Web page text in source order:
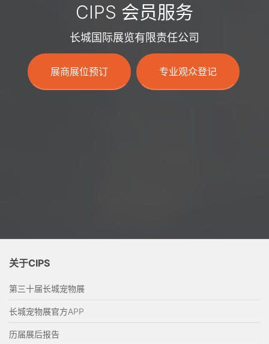
CIPS 会员服务
长城国际展览有限责任公司
展商展位预订 专业观众登记
关于CIPS
第三十届长城宠物展
长城宠物展官方APP
历届展后报告